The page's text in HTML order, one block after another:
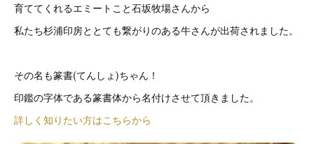
育ててくれるエミートこと石坂牧場さんから
私たち杉浦印房ととても繋がりのある牛さんが出荷されました。
その名も篆書(てんしょ)ちゃん！
印鑑の字体である篆書体から名付けさせて頂きました。
詳しく知りたい方はこちらから